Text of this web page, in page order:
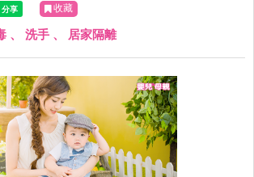
收藏
、 洗手 、 居家隔離